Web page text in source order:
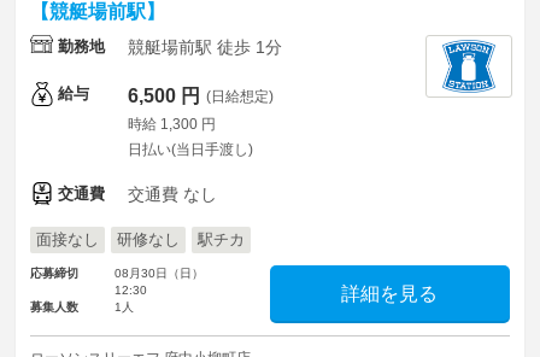
【競艇場前駅】
勤務地 競艇場前駅 徒歩 1分
給与 6,500 円 (日給想定)
時給 1,300 円
日払い(当日手渡し)
交通費 交通費 なし
面接なし 研修なし 駅チカ
応募締切
08月30日（日）
12:30
募集人数
1人
詳細を見る